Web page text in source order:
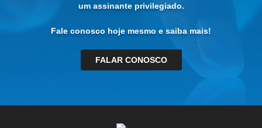
um assinante privilegiado.
Fale conosco hoje mesmo e saiba mais!
FALAR CONOSCO